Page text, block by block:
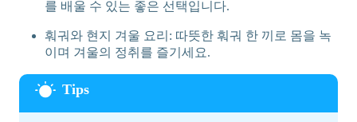
를 배울 수 있는 좋은 선택입니다.
훠궈와 현지 겨울 요리: 따뜻한 훠궈 한 끼로 몸을 녹
이며 겨울의 정취를 즐기세요.